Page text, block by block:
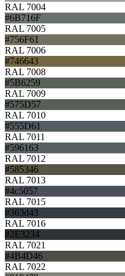
RAL 7004
#6B716F
RAL 7005
#756F61
RAL 7006
#746643
RAL 7008
#5B6259
RAL 7009
#575D57
RAL 7010
#555D61
RAL 7011
#596163
RAL 7012
#585346
RAL 7013
#4c5057
RAL 7015
#363d43
RAL 7016
#2E3234
RAL 7021
#4B4D46
RAL 7022